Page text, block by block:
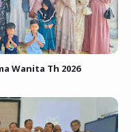
Wanita Th 2026